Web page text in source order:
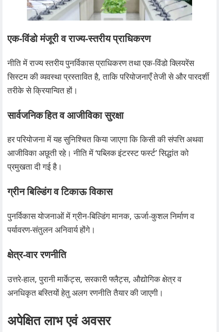
एक‑विंडो मंजूरी व राज्य‑स्तरीय प्राधिकरण
नीति में राज्य स्तरीय पुनर्विकास प्राधिकरण तथा एक‑विंडो क्लियरेंस
सिस्टम की व्यवस्था प्रस्तावित है, ताकि परियोजनाएँ तेजी से और पारदर्शी
तरीके से क्रियान्वित हों।
सार्वजनिक हित व आजीविका सुरक्षा
हर परियोजना में यह सुनिश्चित किया जाएगा कि किसी की संपत्ति अथवा
आजीविका अछूती रहे। नीति में ‘पब्लिक इंटरस्ट फर्स्ट’ सिद्धांत को
प्रमुखता दी गई है।
ग्रीन बिल्डिंग व टिकाऊ विकास
पुनर्विकास योजनाओं में ग्रीन‑बिल्डिंग मानक, ऊर्जा‑कुशल निर्माण व
पर्यावरण‑संतुलन अनिवार्य होंगे।
क्षेत्र‑वार रणनीति
उत्तरे‑हाल, पुरानी मार्केट्स, सरकारी फ्लैट्स, औद्योगिक क्षेत्र व
अनधिकृत बस्तियों हेतु अलग रणनीति तैयार की जाएगी।
अपेक्षित लाभ एवं अवसर